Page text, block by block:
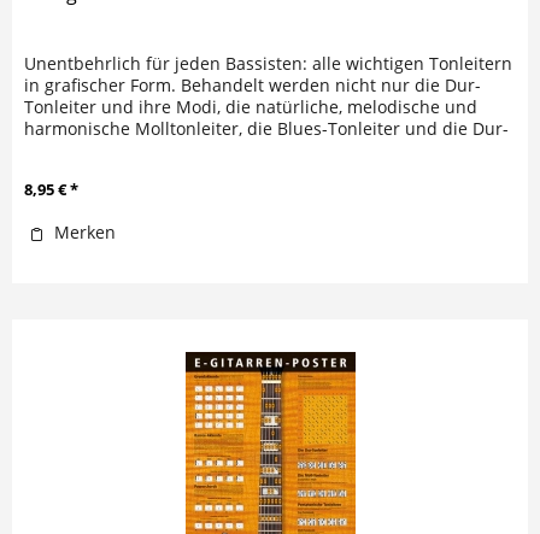
Unentbehrlich für jeden Bassisten: alle wichtigen Tonleitern
in grafischer Form. Behandelt werden nicht nur die Dur-
Tonleiter und ihre Modi, die natürliche, melodische und
harmonische Molltonleiter, die Blues-Tonleiter und die Dur-
8,95 € *
Merken